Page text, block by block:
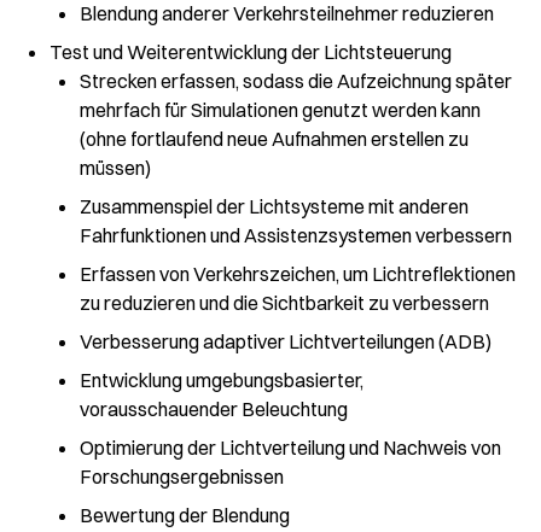
Blendung anderer Verkehrsteilnehmer reduzieren
Test und Weiterentwicklung der Lichtsteuerung
Strecken erfassen, sodass die Aufzeichnung später
mehrfach für Simulationen genutzt werden kann
(ohne fortlaufend neue Aufnahmen erstellen zu
müssen)
Zusammenspiel der Lichtsysteme mit anderen
Fahrfunktionen und Assistenzsystemen verbessern
Erfassen von Verkehrszeichen, um Lichtreflektionen
zu reduzieren und die Sichtbarkeit zu verbessern
Verbesserung adaptiver Lichtverteilungen (ADB)
Entwicklung umgebungsbasierter,
vorausschauender Beleuchtung
Optimierung der Lichtverteilung und Nachweis von
Forschungsergebnissen
Bewertung der Blendung